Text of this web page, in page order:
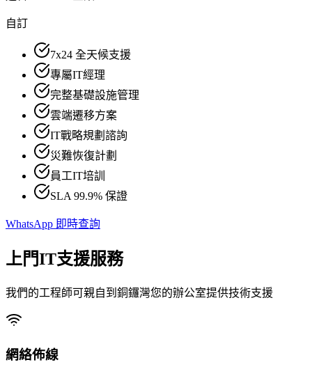
自訂
7x24 全天候支援
專屬IT經理
完整基礎設施管理
雲端遷移方案
IT戰略規劃諮詢
災難恢復計劃
員工IT培訓
SLA 99.9% 保證
WhatsApp 即時查詢
上門IT支援服務
我們的工程師可親自到銅鑼灣您的辦公室提供技術支援
網絡佈線